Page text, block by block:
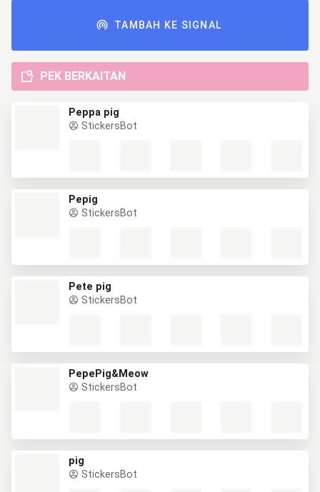
TAMBAH KE SIGNAL
PEK BERKAITAN
Peppa pig
StickersBot
Pepig
StickersBot
Pete pig
StickersBot
PepePig&Meow
StickersBot
pig
StickersBot